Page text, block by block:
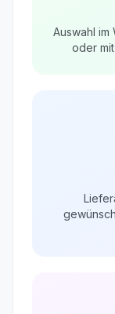
Auswahl
oder